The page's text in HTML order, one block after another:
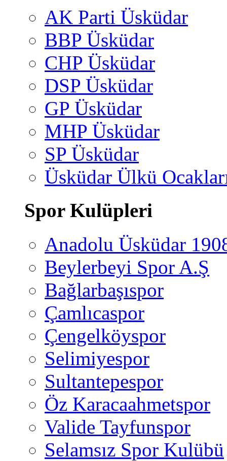
AK Parti Üsküdar
BBP Üsküdar
CHP Üsküdar
DSP Üsküdar
GP Üsküdar
MHP Üsküdar
SP Üsküdar
Üsküdar Ülkü
Spor Kulüpleri
Anadolu Üsküdar
Beylerbeyi Spor A.Ş
Bağlarbaşıspor
Çamlıcaspor
Çengelköyspor
Selimiyespor
Sultantepespor
Öz Karacaahmetspor
Valide Tayfunspor
Selamsız Spor Kulübü